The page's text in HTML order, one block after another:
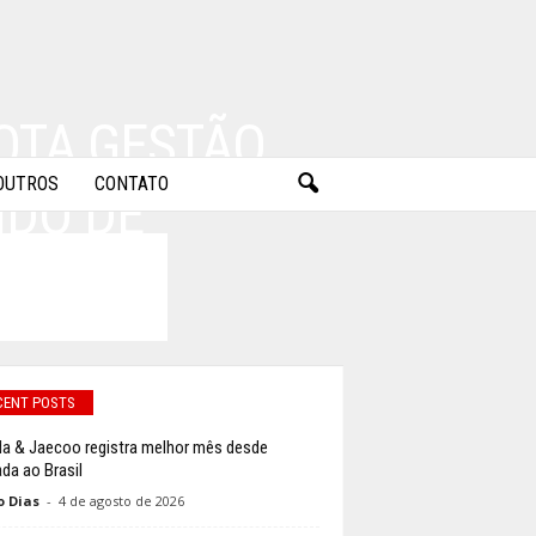
CONTATO
GESTÃO
DE
POSTS
& Jaecoo registra melhor mês desde
ao Brasil
Dias - 4 de agosto de 2026